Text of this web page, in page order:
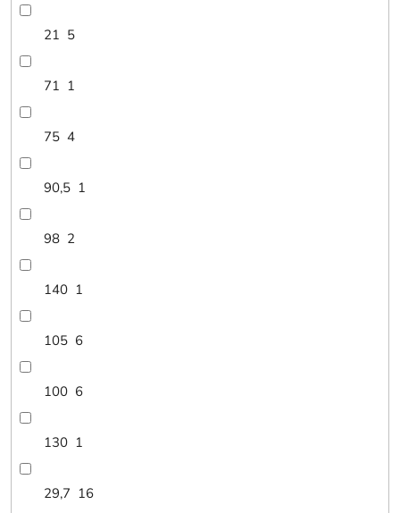
21 5
71 1
75 4
90,5 1
98 2
140 1
105 6
100 6
130 1
29,7 16